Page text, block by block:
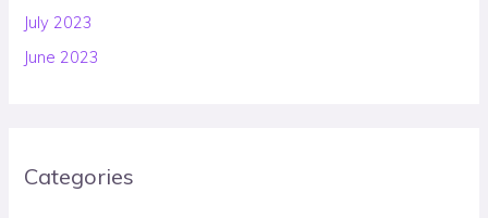
July 2023
June 2023
Categories